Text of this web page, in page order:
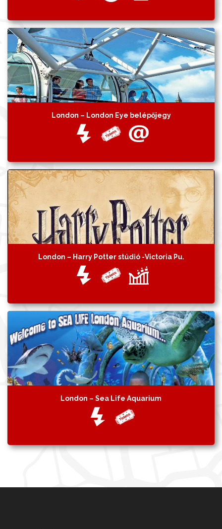
London – London Eye belépőjegy
London – Harry Potter stúdió -Victoria Pu.
London – Sea Life Aquarium